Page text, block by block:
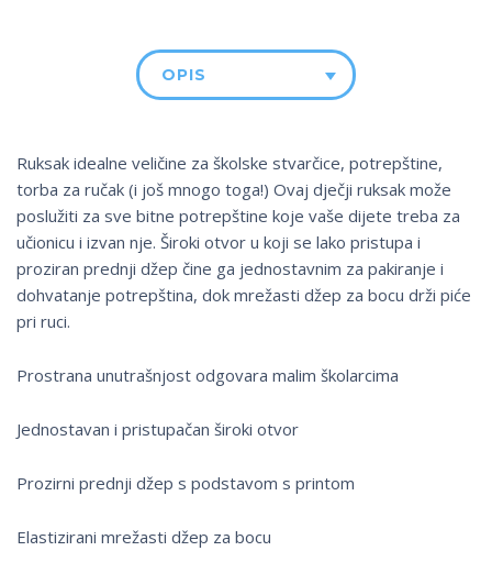
OPIS
Ruksak idealne veličine za školske stvarčice, potrepštine,
torba za ručak (i još mnogo toga!) Ovaj dječji ruksak može
poslužiti za sve bitne potrepštine koje vaše dijete treba za
učionicu i izvan nje. Široki otvor u koji se lako pristupa i
proziran prednji džep čine ga jednostavnim za pakiranje i
dohvatanje potrepština, dok mrežasti džep za bocu drži piće
pri ruci.
Prostrana unutrašnjost odgovara malim školarcima
Jednostavan i pristupačan široki otvor
Prozirni prednji džep s podstavom s printom
Elastizirani mrežasti džep za bocu